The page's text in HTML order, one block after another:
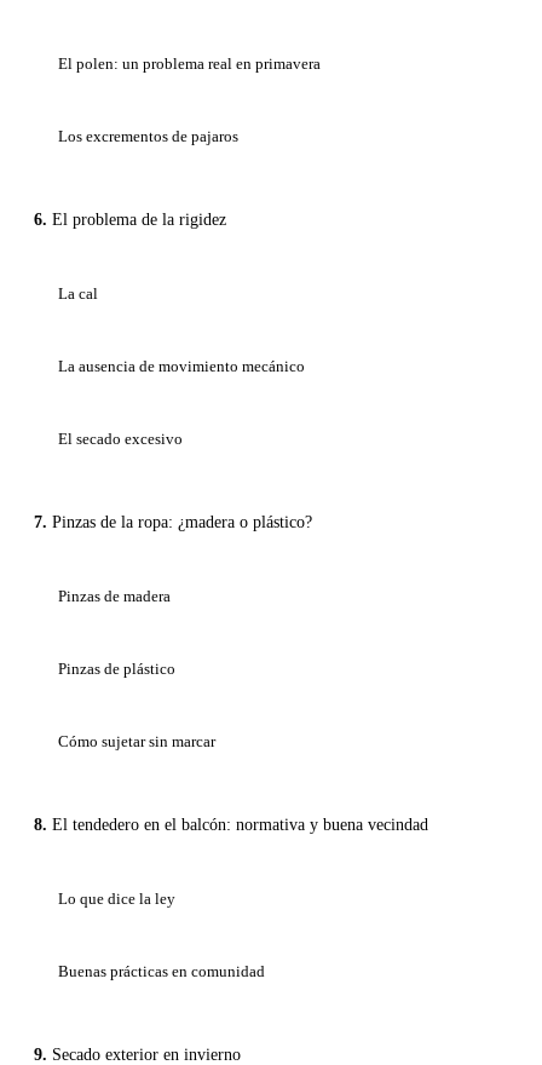
El polen: un problema real en primavera
Los excrementos de pajaros
El problema de la rigidez
La cal
La ausencia de movimiento mecánico
El secado excesivo
Pinzas de la ropa: ¿madera o plástico?
Pinzas de madera
Pinzas de plástico
Cómo sujetar sin marcar
El tendedero en el balcón: normativa y buena vecindad
Lo que dice la ley
Buenas prácticas en comunidad
Secado exterior en invierno